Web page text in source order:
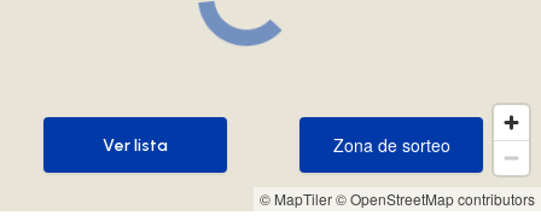
© MapTiler© OpenStreetMap contributors
Zona de sorteo
Zona de sorteo
Ver lista
Ver lista